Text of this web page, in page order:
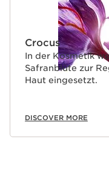
Crocus
In der Kosmetik
Safranblüte zur
Haut eingesetzt.
DISCOVER MORE